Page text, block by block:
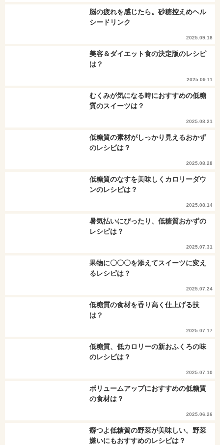
脳の疲れを感じたら。砂糖控えめヘル
シードリンク
2025.09.18
美容＆ダイエット食の決定版のレシピ
は？
2025.09.11
むくみが気になる時におすすめの低糖
質のスイーツは？
2025.08.21
低糖質の素材がしっかり見えるおかず
のレシピは？
2025.08.28
低糖質のなすを美味しくカロリーダウ
ンのレシピは？
2025.08.14
暑気払いにぴったり、低糖質おかずの
レシピは？
2025.07.31
果物に〇〇〇を添えてスイーツに変え
るレシピは？
2025.07.24
低糖質の食材を香り高く仕上げる技
は？
2025.07.17
低糖質、低カロリーの新おふくろの味
のレシピは？
2025.07.10
ボリュームアップにおすすめの低糖質
の食材は？
2025.06.26
癖つよ低糖質の野菜が美味しい。野菜
嫌いにもおすすめのレシピは？